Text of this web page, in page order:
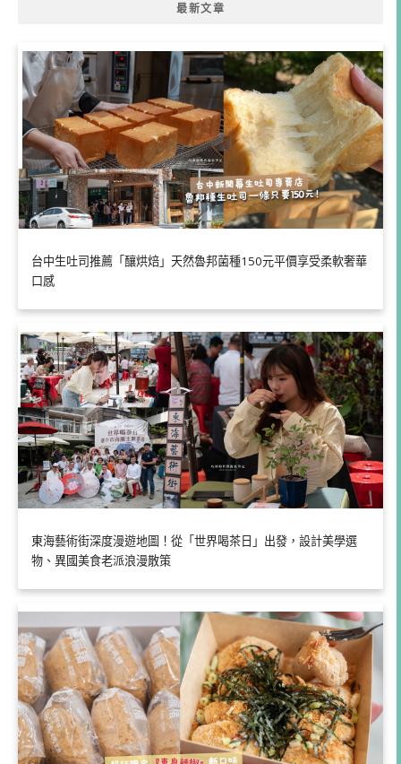
最新文章
台中生吐司推薦「釀烘焙」天然魯邦菌種150元平價享受柔軟奢華
口感
東海藝術街深度漫遊地圖！從「世界喝茶日」出發，設計美學選
物、異國美食老派浪漫散策